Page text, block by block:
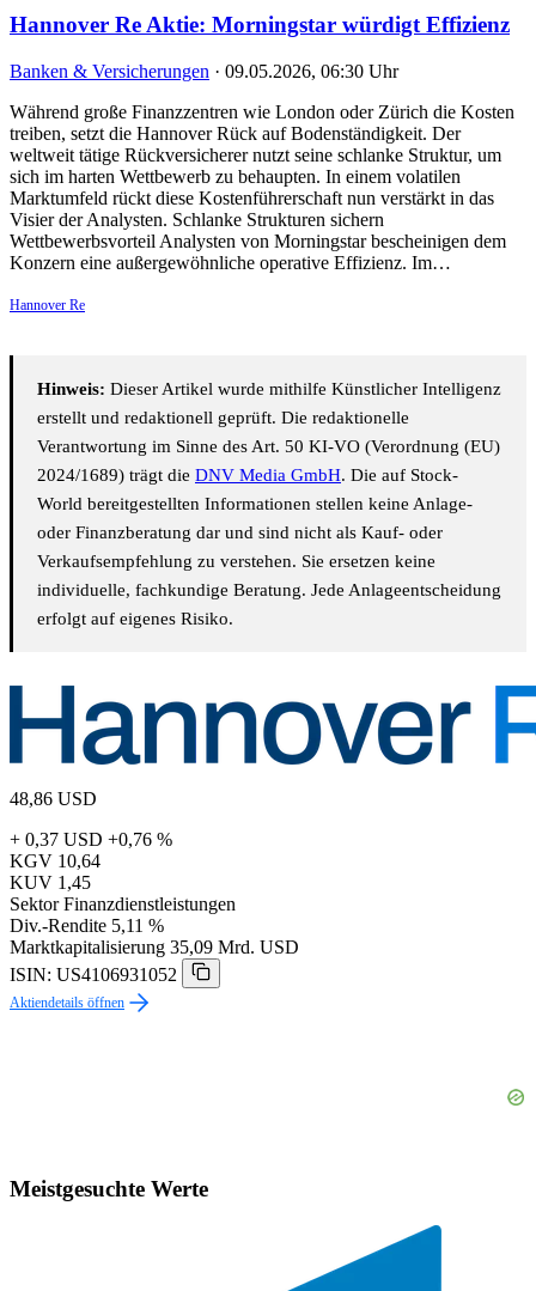
Hannover Re Aktie: Morningstar würdigt Effizienz
Banken & Versicherungen · 09.05.2026, 06:30 Uhr
Während große Finanzzentren wie London oder Zürich die Kosten
treiben, setzt die Hannover Rück auf Bodenständigkeit. Der
weltweit tätige Rückversicherer nutzt seine schlanke Struktur, um
sich im harten Wettbewerb zu behaupten. In einem volatilen
Marktumfeld rückt diese Kostenführerschaft nun verstärkt in das
Visier der Analysten. Schlanke Strukturen sichern
Wettbewerbsvorteil Analysten von Morningstar bescheinigen dem
Konzern eine außergewöhnliche operative Effizienz. Im…
Hannover Re
Hinweis: Dieser Artikel wurde mithilfe Künstlicher Intelligenz
erstellt und redaktionell geprüft. Die redaktionelle
Verantwortung im Sinne des Art. 50 KI-VO (Verordnung (EU)
2024/1689) trägt die DNV Media GmbH. Die auf Stock-
World bereitgestellten Informationen stellen keine Anlage-
oder Finanzberatung dar und sind nicht als Kauf- oder
Verkaufsempfehlung zu verstehen. Sie ersetzen keine
individuelle, fachkundige Beratung. Jede Anlageentscheidung
erfolgt auf eigenes Risiko.
48,86 USD
+ 0,37 USD +0,76 %
KGV 10,64
KUV 1,45
Sektor Finanzdienstleistungen
Div.-Rendite 5,11 %
Marktkapitalisierung 35,09 Mrd. USD
ISIN: US4106931052
Aktiendetails öffnen
Meistgesuchte Werte